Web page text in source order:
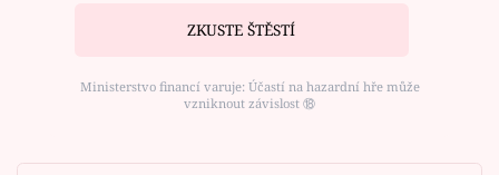
ZKUSTE ŠTĚSTÍ
Ministerstvo financí varuje: Účastí na hazardní hře může
vzniknout závislost ⑱